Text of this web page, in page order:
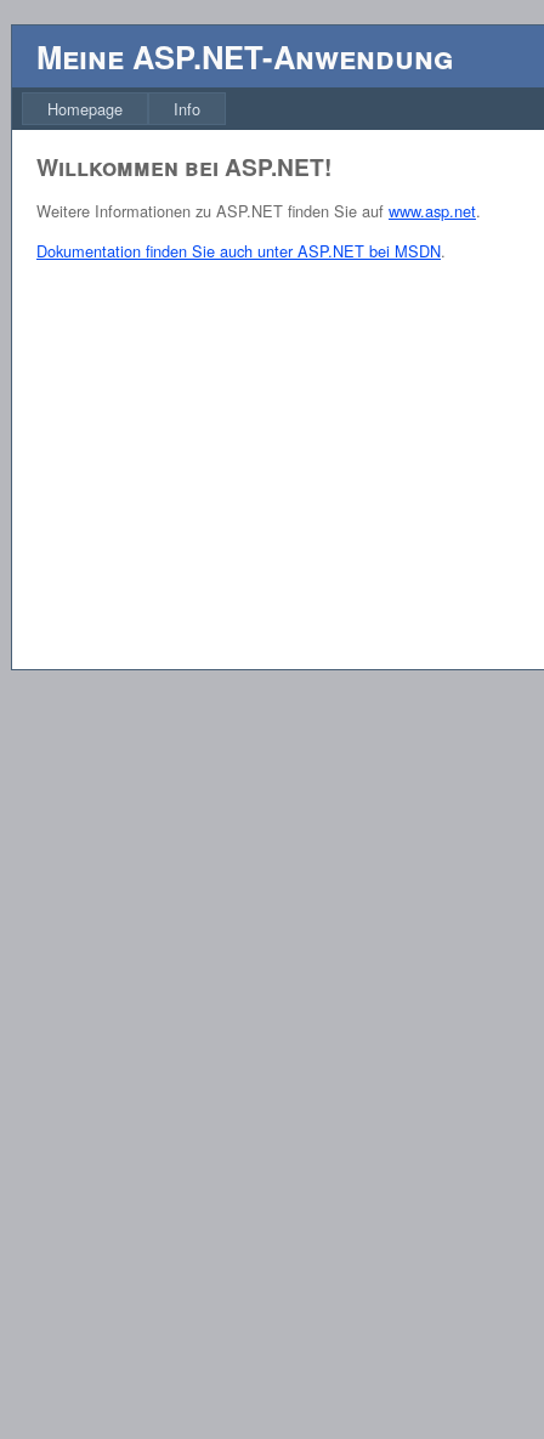
Meine ASP.NET-Anwendung
Homepage Info
Willkommen bei ASP.NET!
Weitere Informationen zu ASP.NET finden Sie auf www.asp.net.
Dokumentation finden Sie auch unter ASP.NET bei MSDN.